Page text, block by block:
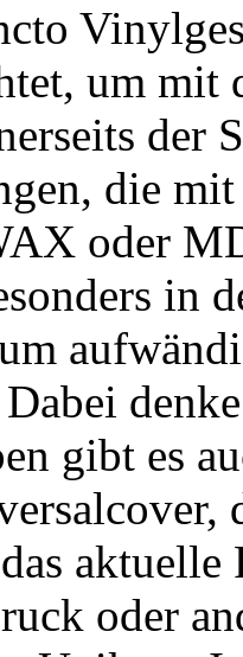
um mit
der
die
oder
in
gibt es
aktuelle
oder